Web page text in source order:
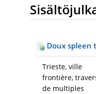
Doux spleen
Trieste, ville
frontière,
de multiples